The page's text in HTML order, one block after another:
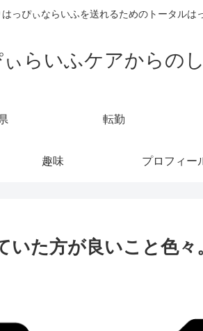
っぴぃならいふを送れるためのトータルは
らいふケアからの
転勤
趣味 プロフィー
た方が良いこと色々